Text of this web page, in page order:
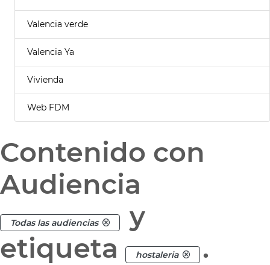
Valencia verde
Valencia Ya
Vivienda
Web FDM
Contenido con
Audiencia
Todas las audiencias
y
etiqueta
hostaleria .